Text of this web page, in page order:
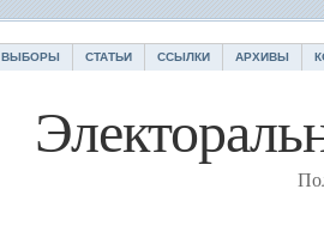
ВЫБОРЫ СТАТЬИ ССЫЛКИ АРХИВЫ